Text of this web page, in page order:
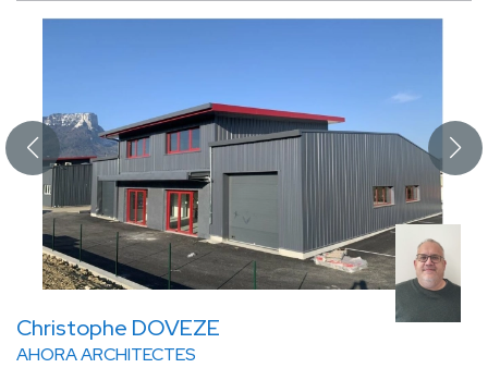
Christophe DOVEZE
AHORA ARCHITECTES